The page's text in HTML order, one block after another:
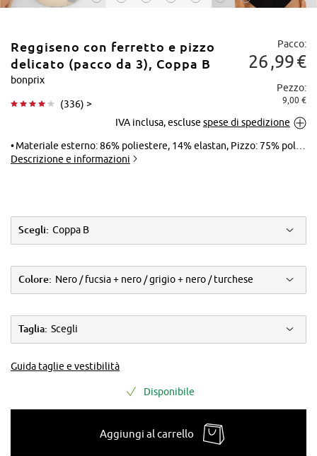
ingrandire
Reggiseno con ferretto e pizzo
delicato (pacco da 3), Coppa B
bonprix
(336) >
Pacco:
26 99€
Pezzo:
9,00 €
IVA inclusa, escluse spese di spedizione
Materiale esterno: 86% poliestere, 14% elastan, Pizzo: 75% poliammide, 15% viscosa, 10% elastan
Descrizione e informazioni
Scegli: Coppa B
Colore: Nero / fucsia + nero / grigio + nero / turchese
Taglia: Scegli
Guida taglie e vestibilità
Disponibile
Aggiungi al carrello